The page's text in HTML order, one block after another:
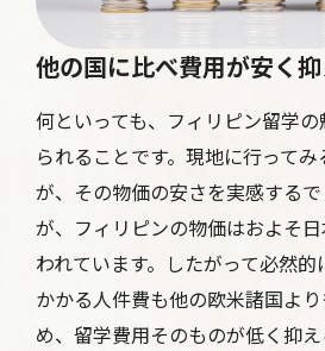
他の国に比べ費用が安く
何といっても、フィリピン留学
られることです。現地に行って
が、その物価の安さを実感する
が、フィリピンの物価はおよそ
われています。したがって必然
かかる人件費も他の欧米諸国よ
め、留学費用そのものが低く抑